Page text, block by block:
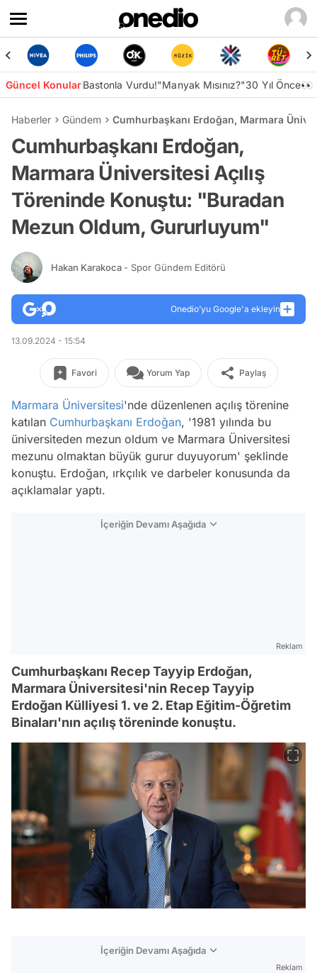
Güncel KonularBastonla Vurdu!"Manyak Mısınız?"30 Yıl Önce👀
Haberler Gündem Cumhurbaşkanı Erdoğan, Marmara
Cumhurbaşkanı Erdoğan,
Marmara Üniversitesi Açılış
Töreninde Konuştu: "Buradan
Mezun Oldum, Gururluyum"
Hakan Karakoca - Spor Gündem Editörü
Onedio’yu Google'a ekleyin
13.09.2024 - 15:54
Favori Yorum Yap Paylaş
Marmara Üniversitesi'nde düzenlenen açılış törenine
katılan Cumhurbaşkanı Erdoğan, '1981 yılında bu
üniversiteden mezun oldum ve Marmara Üniversitesi
mezunu olmaktan büyük gurur duyuyorum' şeklinde
konuştu. Erdoğan, ırkçılık ve darbeler konusunda da
açıklamalar yaptı.
İçeriğin Devamı Aşağıda
Reklam
Cumhurbaşkanı Recep Tayyip Erdoğan,
Marmara Üniversitesi'nin Recep Tayyip
Erdoğan Külliyesi 1. ve 2. Etap Eğitim-Öğretim
Binaları'nın açılış töreninde konuştu.
İçeriğin Devamı Aşağıda
Reklam